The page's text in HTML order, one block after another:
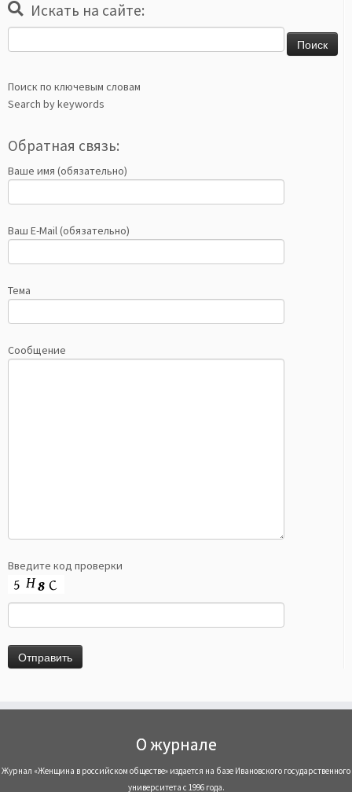
Искать на сайте:
Поиск по ключевым словам
Search by keywords
Обратная связь:
Ваше имя (обязательно)
Ваш E-Mail (обязательно)
Тема
Сообщение
Введите код проверки
О журнале
Журнал «Женщина в российском обществе» издается на базе Ивановского государственного
университета с 1996 года.